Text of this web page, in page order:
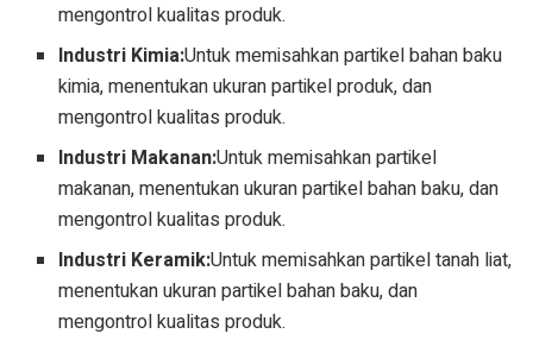
mengontrol kualitas produk.
Industri Kimia:Untuk memisahkan partikel bahan baku
kimia, menentukan ukuran partikel produk, dan
mengontrol kualitas produk.
Industri Makanan:Untuk memisahkan partikel
makanan, menentukan ukuran partikel bahan baku, dan
mengontrol kualitas produk.
Industri Keramik:Untuk memisahkan partikel tanah liat,
menentukan ukuran partikel bahan baku, dan
mengontrol kualitas produk.